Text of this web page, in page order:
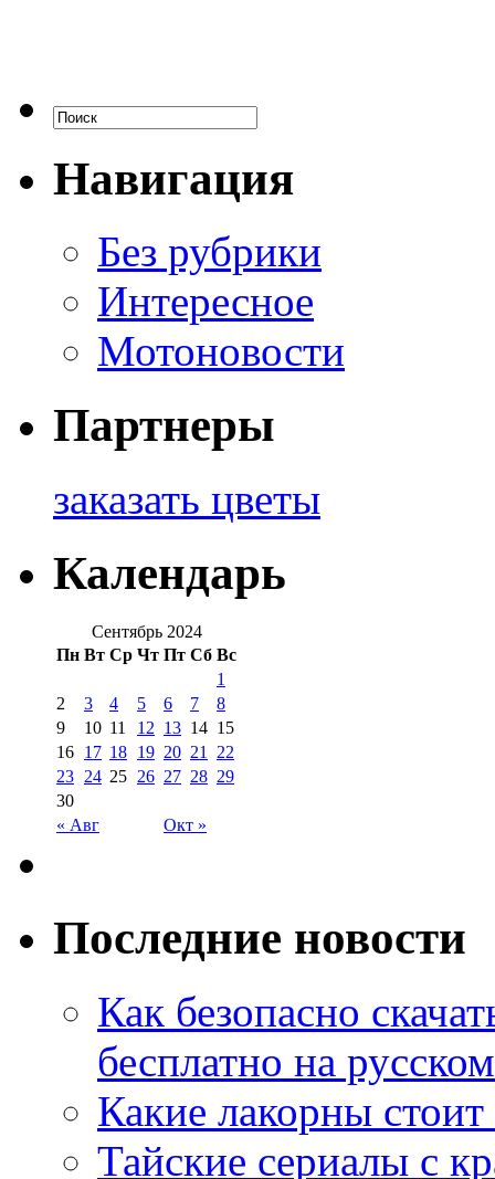
Навигация
Без рубрики
Интересное
Мотоновости
Партнеры
заказать цветы
Календарь
Сентябрь 2024
Пн Вт Ср Чт Пт Сб Вс
« Авг Окт »
1
2
3 4 5 6 7
8
9
10 11 12 13 14 15
16 17 18 19 20 21
22
23 24 25 26 27 28 29
30
Последние новости
Как безопасно
бесплатно на
Какие лакорны
Тайские сериалы с